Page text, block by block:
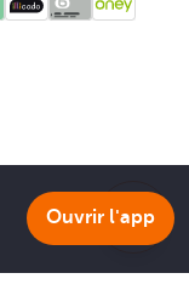
Ouvrir l'app